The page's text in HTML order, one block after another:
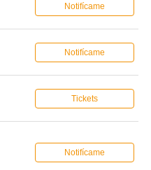
Notifícame
Notifícame
Tickets
Notifícame